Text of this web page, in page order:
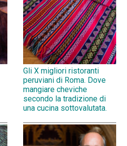
Gli X migliori ristoranti
peruviani di Roma. Dove
mangiare cheviche
secondo la tradizione di
una cucina sottovalutata.